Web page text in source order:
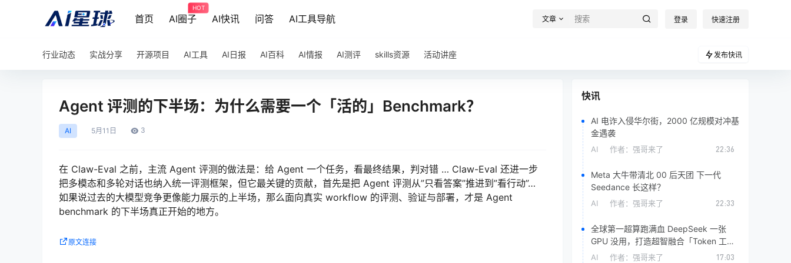
首页 AI圈子
HOT
AI快讯 问答 AI工具导航 文章 登录 快速注册
行业动态 实战分享 开源项目 AI工具 AI日报 AI百科 AI情报 AI测评 skills资源 活动讲座 发布快讯
Agent 评测的下半场：为什么需要一个「活的」Benchmark？
AI 5月 11日 3
在 Claw-Eval 之前，主流 Agent 评测的做法是：给 Agent 一个任务，看最终结果，判对错 … Claw-Eval 还进一步
把多模态和多轮对话也纳入统一评测框架，但它最关键的贡献，首先是把 Agent 评测从”只看答案”推进到”看行动”…
如果说过去的大模型竞争更像能力展示的上半场，那么面向真实 workflow 的评测、验证与部署，才是 Agent
benchmark 的下半场真正开始的地方。
原文连接
快讯
AI 电诈入侵华尔街，2000 亿规模对冲基
金遇袭
AI 作者： 强哥来了 22:36
Meta 大牛带清北 00 后天团 下一代
Seedance 长这样？
AI 作者： 强哥来了 22:33
全球第一超算跑满血 DeepSeek 一张
GPU 没用，打造超智融合「Token 工
厂」
AI 作者： 强哥来了 17:03